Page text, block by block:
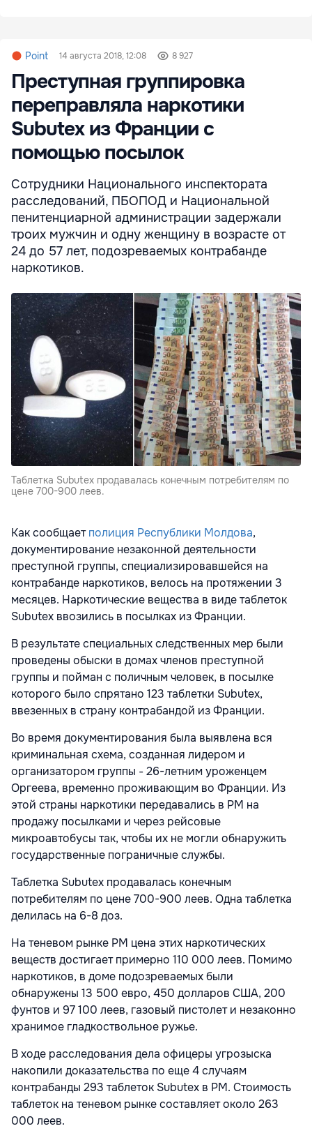
Point 14 августа 2018, 12:08 8 927
Преступная группировка
переправляла наркотики
Subutex из Франции с
помощью посылок
Сотрудники Национального инспектората
расследований, ПБОПОД и Национальной
пенитенциарной администрации задержали
троих мужчин и одну женщину в возрасте от
24 до 57 лет, подозреваемых контрабанде
наркотиков.
Таблетка Subutex продавалась конечным потребителям по
цене 700-900 леев.
Как сообщаетполиция Республики Молдова,
документирование незаконной деятельности
преступной группы, специализировавшейся на
контрабанде наркотиков, велось на протяжении 3
месяцев. Наркотические вещества в виде таблеток
Subutex ввозились в посылках из Франции.
В результате специальных следственных мер были
проведены обыски в домах членов преступной
группы и пойман с поличным человек, в посылке
которого было спрятано 123 таблетки Subutex,
ввезенных в страну контрабандой из Франции.
Во время документирования была выявлена вся
криминальная схема, созданная лидером и
организатором группы - 26-летним уроженцем
Оргеева, временно проживающим во Франции. Из
этой страны наркотики передавались в РМ на
продажу посылками и через рейсовые
микроавтобусы так, чтобы их не могли обнаружить
государственные пограничные службы.
Таблетка Subutex продавалась конечным
потребителям по цене 700-900 леев. Одна таблетка
делилась на 6-8 доз.
На теневом рынке РМ цена этих наркотических
веществ достигает примерно 110 000 леев. Помимо
наркотиков, в доме подозреваемых были
обнаружены 13 500 евро, 450 долларов США, 200
фунтов и 97 100 леев, газовый пистолет и незаконно
хранимое гладкоствольное ружье.
В ходе расследования дела офицеры угрозыска
накопили доказательства по еще 4 случаям
контрабанды 293 таблеток Subutex в РМ. Стоимость
таблеток на теневом рынке составляет около 263
000 леев.